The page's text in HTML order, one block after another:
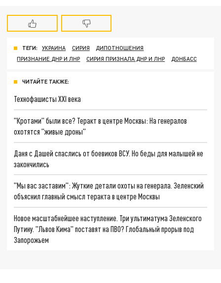
ТЕГИ: УКРАИНА СИРИЯ
ДИПОТНОШЕНИЯ
ПРИЗНАНИЕ ДНР И ЛНР
СИРИЯ ПРИЗНАЛА ДНР И ЛНР ДОНБАСС
ЧИТАЙТЕ ТАКЖЕ:
Технофашисты XXI века
"Кротами" были все? Теракт в центре Москвы: На генералов
охотятся "живые дроны"
Даня с Дашей спаслись от боевиков ВСУ. Но беды для малышей не
закончились
"Мы вас заставим": Жуткие детали охоты на генерала. Зеленский
объяснил главный смысл теракта в центре Москвы
Новое масштабнейшее наступление. Три ультиматума Зеленского
Путину. "Львов Кима" поставят на ПВО? Глобальный прорыв под
Запорожьем